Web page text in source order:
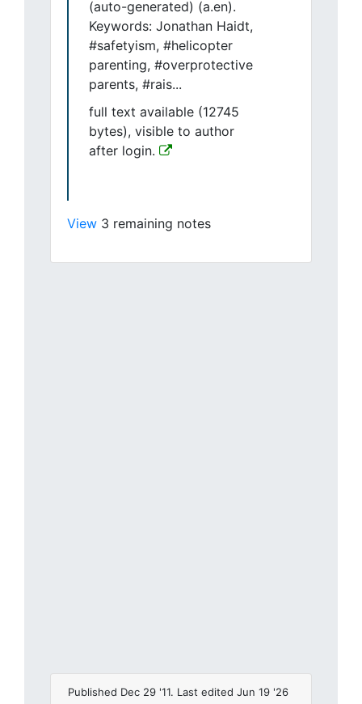
(auto-generated) (a.en).
Keywords: Jonathan Haidt,
#safetyism, #helicopter
parenting, #overprotective
parents, #rais...
full text available (12745
bytes), visible to author
after login.
View 3 remaining notes
Published Dec 29 '11. Last edited Jun 19 '26